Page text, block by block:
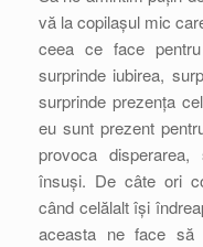
vă la copilașul mic
ceea ce face
surprinde iubirea,
surprinde prezența
eu sunt prezent
provoca disperarea,
însuși. De câte ori
când celălalt își
aceasta ne face să